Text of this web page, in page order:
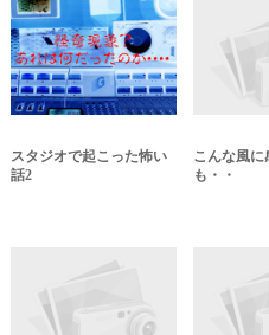
スタジオで起こった怖い
話2
こんな風に
も・・